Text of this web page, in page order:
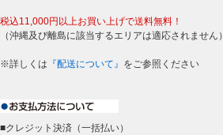
税込11,000円以上お買い上げで送料無料！
（沖縄及び離島に該当するエリアは適応されません）
※詳しくは 『配送について』 をご参照ください
■クレジット決済（一括払い）